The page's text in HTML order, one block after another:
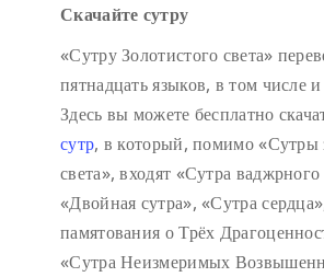
Скачайте сутру
«Сутру Золотистого света»
пятнадцать языков, в том числе
Здесь вы можете бесплатно
сутр, в который, помимо «Сутры
света», входят «Сутра
«Двойная сутра», «Сутра
памятования о Трёх
«Сутра Неизмеримых